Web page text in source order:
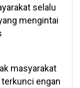
selalu
mengintai
masyarakat
engan